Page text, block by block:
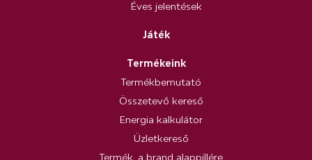
Éves jelentések
Játék
Termékeink
Termékbemutató
Összetevő kereső
Energia kalkulátor
Üzletkereső
Termék, a brand alappillére